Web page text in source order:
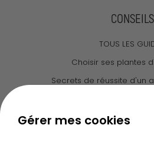
CONSEILS
TOUS LES
Choisir ses plantes
Secrets de réussite d'un
Le journal
Gérer mes cookies